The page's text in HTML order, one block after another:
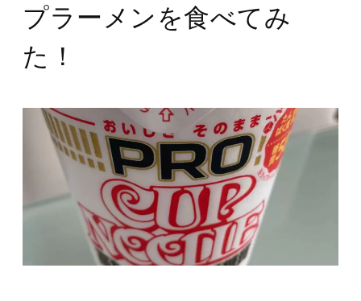
プラーメンを食べてみ
た！